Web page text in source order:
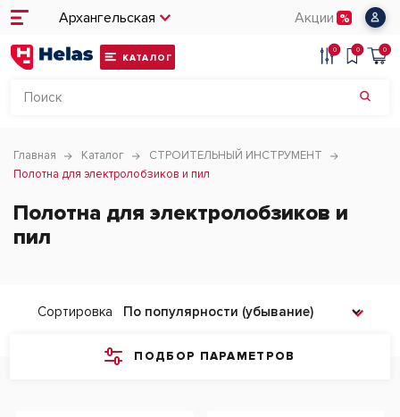
Архангельская Акции
КАТАЛОГ
0 0 0
Главная Каталог
СТРОИТЕЛЬНЫЙ ИНСТРУМЕНТ
Полотна для электролобзиков и пил
Полотна для электролобзиков и
пил
ПОДБОР ПАРАМЕТРОВ
Сортировка